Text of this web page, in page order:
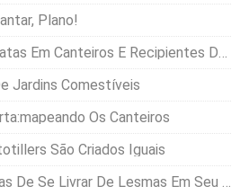
Plano!
Em Canteiros E Recipientes De Jardim
Jardins Comestíveis
Os Canteiros
São Criados Iguais
Se Livrar De Lesmas Em Seu Jardim